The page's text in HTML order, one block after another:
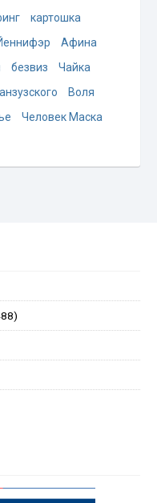
картошка
Афина
безвиз
Чайка
Воля
Человек Маска